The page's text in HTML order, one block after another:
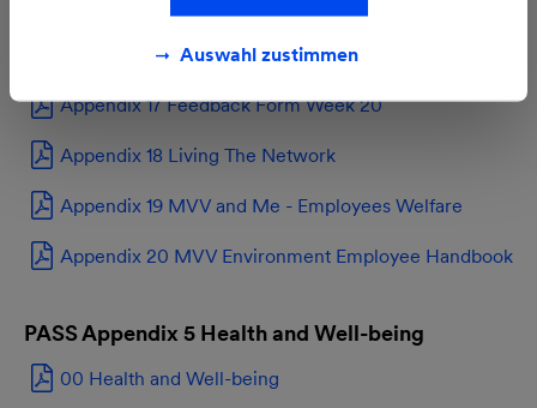
Auswahl zustimmen
Appendix 16 Feedback Form Week 10
Appendix 17 Feedback Form Week 20
Appendix 18 Living The Network
Appendix 19 MVV and Me - Employees Welfare
Appendix 20 MVV Environment Employee Handbook
PASS Appendix 5 Health and Well-being
00 Health and Well-being